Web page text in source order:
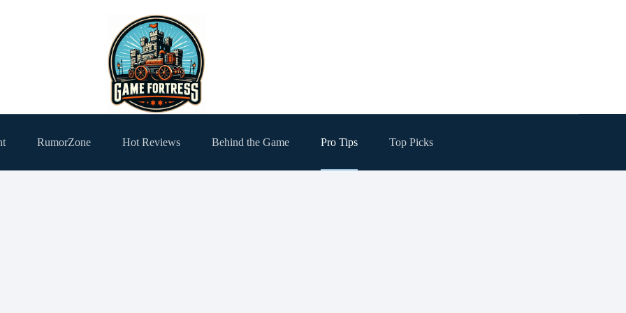
RumorZone Hot Reviews Behind the Game Pro Tips Top Picks